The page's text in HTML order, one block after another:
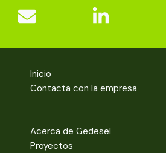
Inicio
Contacta con la empresa
Acerca de Gedesel
Proyectos